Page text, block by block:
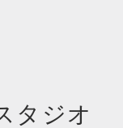
タジオ